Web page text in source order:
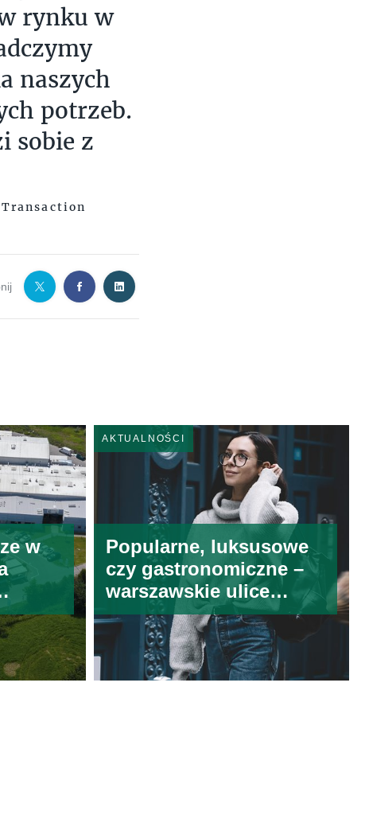
rynku w
naszych
potrzeb.
sobie z
w
AKTUALNOŚCI
Popularne, luksusowe
czy gastronomiczne –
warszawskie ulice
handlowe